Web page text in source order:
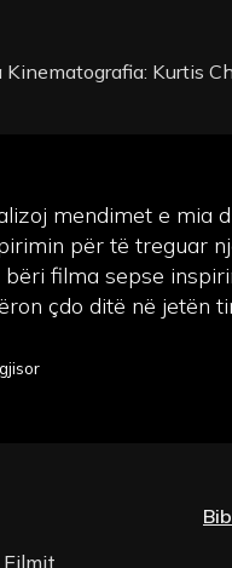
Kinematografia: Kurtis
mendimet e mia
për të treguar
bëri filma sepse
çdo ditë në jetën